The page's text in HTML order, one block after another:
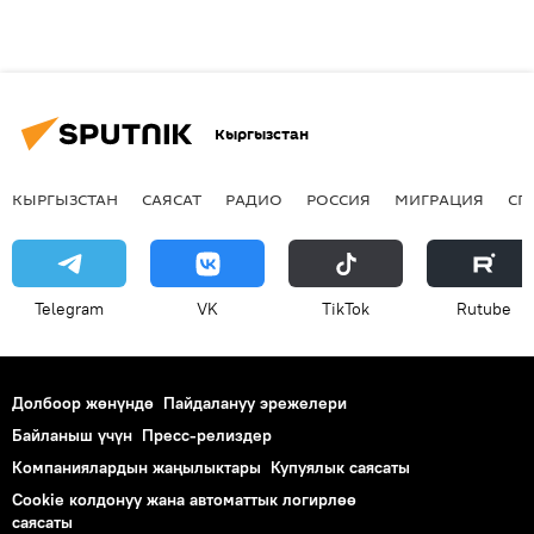
Кыргызстан
КЫРГЫЗСТАН САЯСАТ РАДИО РОССИЯ МИГРАЦИЯ
Telegram VK ТikТоk Rutube
Долбоор жөнүндө Пайдалануу эрежелери
Байланыш үчүн Пресс-релиздер
Компаниялардын жаңылыктары Купуялык саясаты
Cookie колдонуу жана автоматтык логирлөө
саясаты